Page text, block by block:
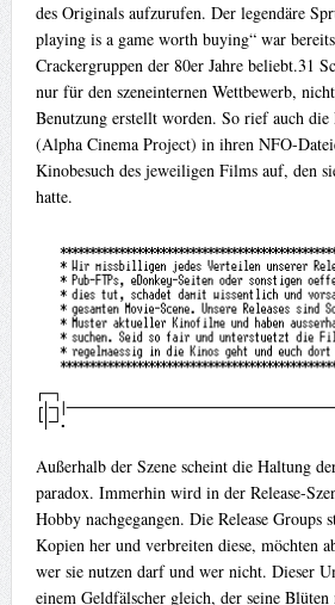
des Originals aufzurufen. Der legendäre
playing is a game worth buying“ war
Crackergruppen der 80er Jahre beliebt.31
nur für den szeneinternen Wettbewerb,
Benutzung erstellt worden. So rief auch die
(Alpha Cinema Project) in ihren NFO-
Kinobesuch des jeweiligen Films auf, den
hatte.
Außerhalb der Szene scheint die Haltung
paradox. Immerhin wird in der Release-
Hobby nachgegangen. Die Release Groups
Kopien her und verbreiten diese, möchten
wer sie nutzen darf und wer nicht. Dieser
einem Geldfälscher gleich, der seine